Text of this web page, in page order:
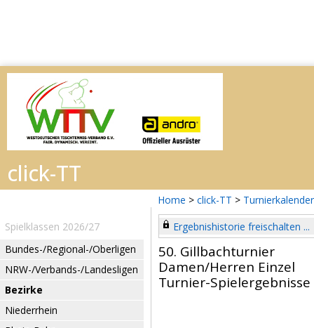
Home > click-TT > Turnierkalender
Spielklassen 2026/27
Bundes-/Regional-/Oberligen
NRW-/Verbands-/Landesligen
Bezirke
Niederrhein
Ergebnishistorie freischalten ...
50. Gillbachturnier
Damen/Herren Einzel
Turnier-Spielergebnisse